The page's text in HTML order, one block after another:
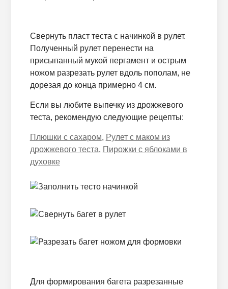
Свернуть пласт теста с начинкой в рулет.
Полученный рулет перенести на
присыпанный мукой пергамент и острым
ножом разрезать рулет вдоль пополам, не
дорезая до конца примерно 4 см.
Если вы любите выпечку из дрожжевого
теста, рекомендую следующие рецепты:
Плюшки с сахаром, Рулет с маком из
дрожжевого теста, Пирожки с яблоками в
духовке
Для формирования багета разрезанные